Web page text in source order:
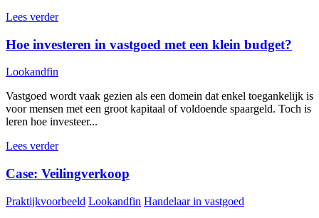
Lees verder
Hoe investeren in vastgoed met een klein budget?
Lookandfin
Vastgoed wordt vaak gezien als een domein dat enkel toegankelijk is
voor mensen met een groot kapitaal of voldoende spaargeld. Toch is
leren hoe investeer...
Lees verder
Case: Veilingverkoop
Praktijkvoorbeeld Lookandfin Handelaar in vastgoed